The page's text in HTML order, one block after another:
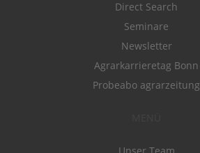
Direct Search
Seminare
Newsletter
Agrarkarrieretag Bonn
Probeabo agrarzeitung